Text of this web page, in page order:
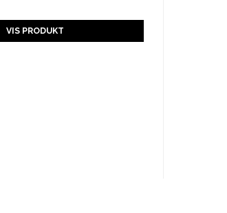
VIS PRODUKT